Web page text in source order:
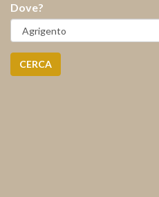
Dove?
CERCA